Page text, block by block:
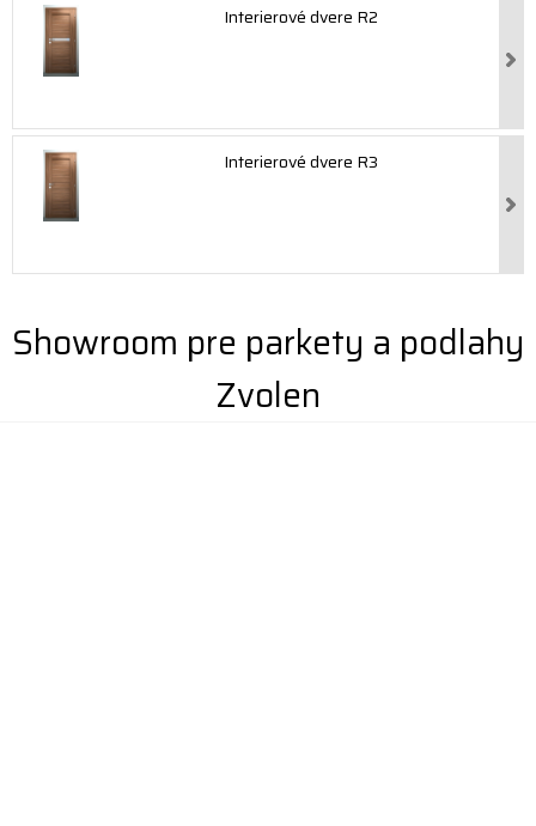
Interierové dvere R2
Interierové dvere R3
Showroom pre parkety a podlahy
Zvolen